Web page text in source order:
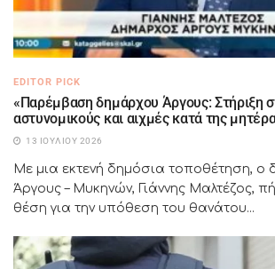
EDITOR PICK
«Παρέμβαση δημάρχου Άργους: Στήριξη
αστυνομικούς και αιχμές κατά της
13 ΙΟΥΛΊΟΥ 2026
Με μια εκτενή δημόσια τοποθέτηση, ο
Άργους – Μυκηνών, Γιάννης Μαλτέζος,
θέση για την υπόθεση του θανάτου...